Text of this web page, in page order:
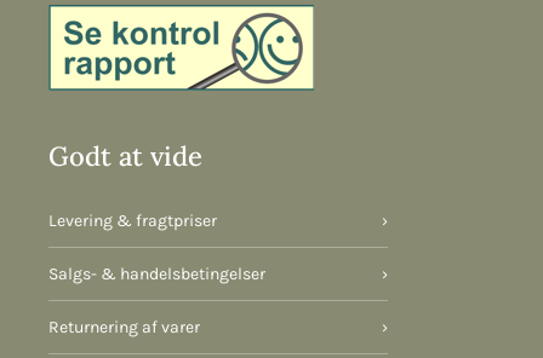
Godt at vide
Levering & fragtpriser ›
Salgs- & handelsbetingelser ›
Returnering af varer ›